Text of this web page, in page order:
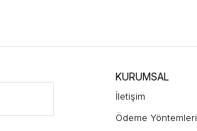
KURUMSAL
İletişim
Ödeme Yöntemleri